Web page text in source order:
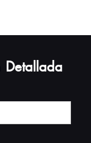
Detallada